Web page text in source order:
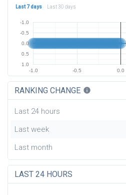
Last 7 days Last 30 days
-1.0 -0.5 0.0
-1.0
-0.5
0.0
0.5
1.0
RANKING CHANGE info
Last 24 hours
Last week
Last month
LAST 24 HOURS